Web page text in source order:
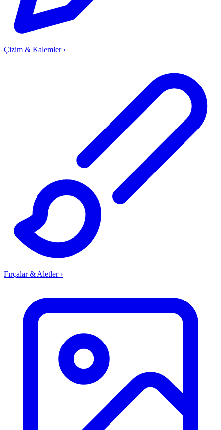
Çizim & Kalemler ›
Fırçalar & Aletler ›